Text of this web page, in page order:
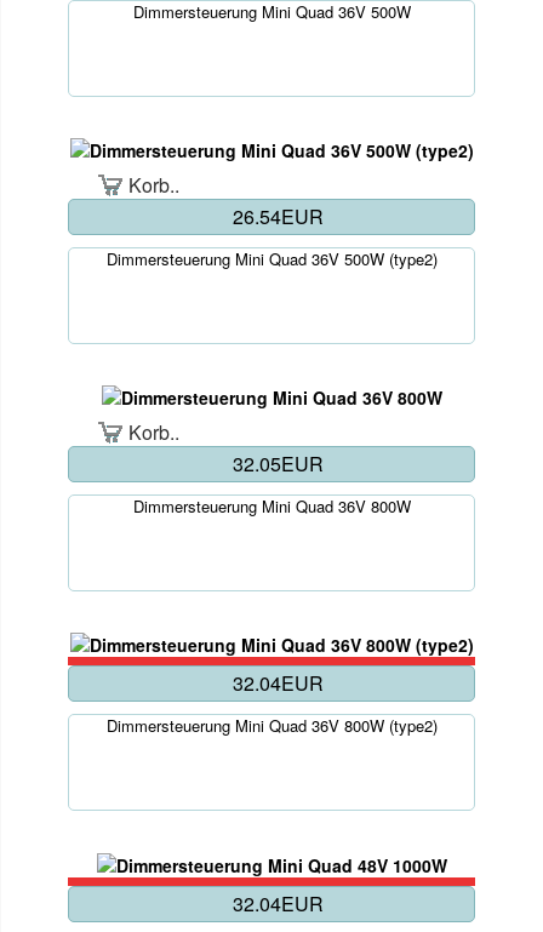
Dimmersteuerung Mini Quad 36V 500W
Korb..
26.54EUR
Dimmersteuerung Mini Quad 36V 500W (type2)
Korb..
32.05EUR
Dimmersteuerung Mini Quad 36V 800W
32.04EUR
Dimmersteuerung Mini Quad 36V 800W (type2)
32.04EUR